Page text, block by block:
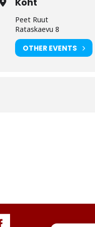
Peet Ruut
Rataskaevu 8
OTHER EVENTS